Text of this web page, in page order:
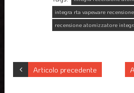
integra rta vapeware recensione
recensione atomizzatore
Articolo precedente